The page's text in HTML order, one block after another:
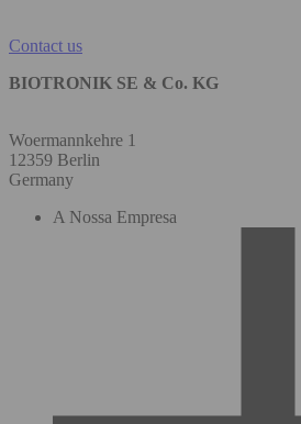
Contact us
BIOTRONIK SE & Co. KG
Woermannkehre 1
12359 Berlin
Germany
A Nossa Empresa